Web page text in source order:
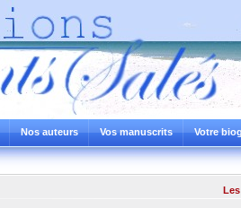
Nos auteurs Vos manuscrits Votre